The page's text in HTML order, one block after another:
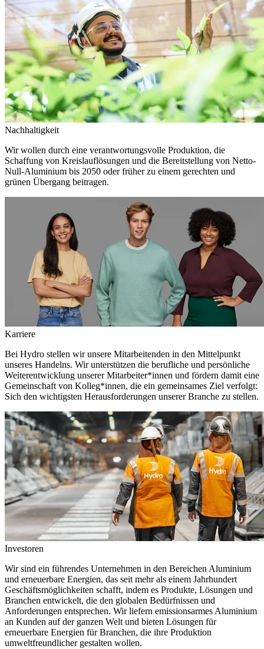
Nachhaltigkeit
Wir wollen durch eine verantwortungsvolle Produktion, die
Schaffung von Kreislauflösungen und die Bereitstellung von Netto-
Null-Aluminium bis 2050 oder früher zu einem gerechten und
grünen Übergang beitragen.
Karriere
Bei Hydro stellen wir unsere Mitarbeitenden in den Mittelpunkt
unseres Handelns. Wir unterstützen die berufliche und persönliche
Weiterentwicklung unserer Mitarbeiter*innen und fördern damit eine
Gemeinschaft von Kolleg*innen, die ein gemeinsames Ziel verfolgt:
Sich den wichtigsten Herausforderungen unserer Branche zu stellen.
Investoren
Wir sind ein führendes Unternehmen in den Bereichen Aluminium
und erneuerbare Energien, das seit mehr als einem Jahrhundert
Geschäftsmöglichkeiten schafft, indem es Produkte, Lösungen und
Branchen entwickelt, die den globalen Bedürfnissen und
Anforderungen entsprechen. Wir liefern emissionsarmes Aluminium
an Kunden auf der ganzen Welt und bieten Lösungen für
erneuerbare Energien für Branchen, die ihre Produktion
umweltfreundlicher gestalten wollen.